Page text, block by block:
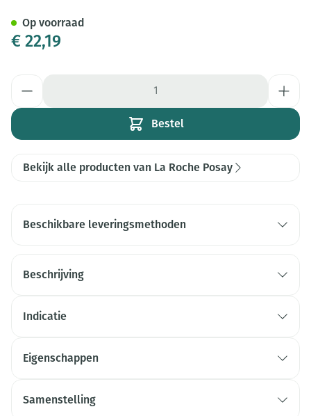
€ 22,19
Bestel
Op voorraad
Bekijk alle producten van La Roche Posay
Beschikbare leveringsmethoden
Beschrijving
Indicatie
Eigenschappen
Samenstelling